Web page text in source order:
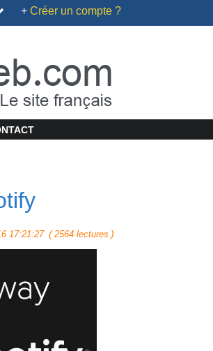
+ Créer un compte ?
17:21:27 ( 2564 lectures )